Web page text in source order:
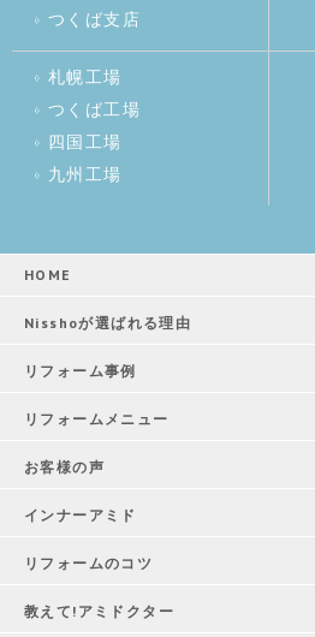
つくば支店
札幌工場
つくば工場
四国工場
九州工場
HOME
Nisshoが選ばれる理由
リフォーム事例
リフォームメニュー
お客様の声
インナーアミド
リフォームのコツ
教えて!アミドクター